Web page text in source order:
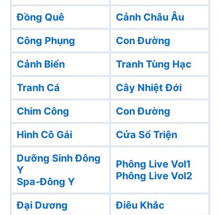
Đồng Quê
Cảnh Châu Âu
Công Phụng
Con Đường
Cảnh Biển
Tranh Tùng Hạc
Tranh Cá
Cây Nhiệt Đới
Chim Công
Con Đường
Hình Cô Gái
Cửa Sổ Triện
Dưỡng Sinh Đông
Y
Spa-Đông Y
Phông Live Vol1
Phông Live Vol2
Đại Dương
Điêu Khắc